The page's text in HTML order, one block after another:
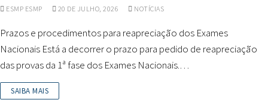
ESMP ESMP 20 DE JULHO, 2026 NOTÍCIAS
Prazos e procedimentos para reapreciação dos Exames
Nacionais Está a decorrer o prazo para pedido de reapreciação
das provas da 1ª fase dos Exames Nacionais.…
SAIBA MAIS